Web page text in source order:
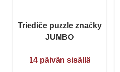
Triediče puzzle značky
JUMBO
14 päivän sisällä